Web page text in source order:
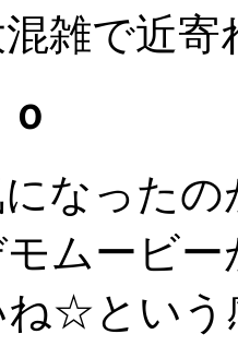
雑で近寄
になった
ムービ
ね☆という